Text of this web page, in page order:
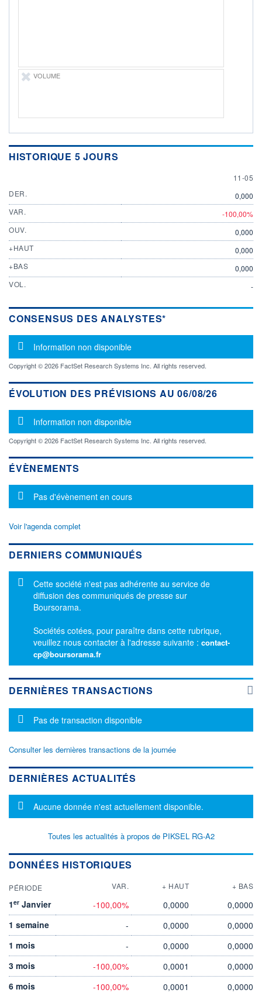
VOLUME
HISTORIQUE 5 JOURS
11 MAY
11-05
DER.
0,000
VAR.
-100,00%
OUV.
0,000
+HAUT
0,000
+BAS
0,000
VOL.
-
CONSENSUS DES ANALYSTES*
Message d'information
Information non disponible
Copyright © 2026 FactSet Research Systems Inc. All rights reserved.
ÉVOLUTION DES PRÉVISIONS AU 06/08/26
Message d'information
Information non disponible
Copyright © 2026 FactSet Research Systems Inc. All rights reserved.
ÉVÈNEMENTS
Message d'information
Pas d'évènement en cours
Voir l'agenda complet
DERNIERS COMMUNIQUÉS
Message d'information
Cette société n'est pas adhérente au service de
diffusion des communiqués de presse sur
Boursorama.
Sociétés cotées, pour paraître dans cette rubrique,
veuillez nous contacter à l'adresse suivante : contact-
cp@boursorama.fr
DERNIÈRES TRANSACTIONS
Message d'information
Pas de transaction disponible
Consulter les dernières transactions de la journée
DERNIÈRES ACTUALITÉS
Message d'information
Aucune donnée n'est actuellement disponible.
Toutes les actualités à propos de PIKSEL RG-A2
DONNÉES HISTORIQUES
PÉRIODE VAR. + HAUT + BAS
1er Janvier -100,00% 0,0000
0,0000
1 semaine
- 0,0000
0,0000
1 mois
- 0,0000
0,0000
3 mois
-100,00% 0,0001
0,0000
6 mois
-100,00% 0,0001
0,0000